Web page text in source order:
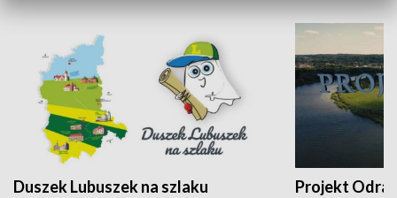
Duszek Lubuszek na szlaku Projekt Odra